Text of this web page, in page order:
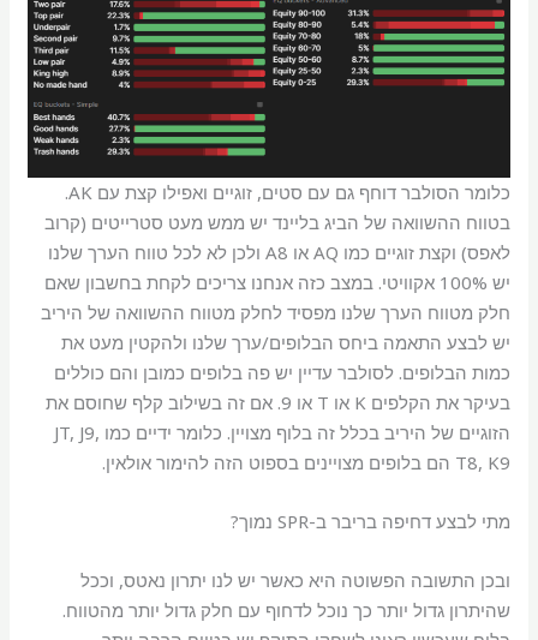
כלומר הסולבר דוחף גם עם סטים, זוגיים ואפילו קצת עם AK.
בטווח ההשוואה של הביג בליינד יש ממש מעט סטרייטים (קרוב
לאפס) וקצת זוגיים כמו AQ או A8 ולכן לא לכל טווח הערך שלנו
יש 100% אקוויטי. במצב כזה אנחנו צריכים לקחת בחשבון שאם
חלק מטווח הערך שלנו מפסיד לחלק מטווח ההשוואה של היריב
יש לבצע התאמה ביחס הבלופים/ערך שלנו ולהקטין מעט את
כמות הבלופים. לסולבר עדיין יש פה בלופים כמובן והם כוללים
בעיקר את הקלפים K או T או 9. אם זה בשילוב קלף שחוסם את
הזוגיים של היריב בכלל זה בלוף מצויין. כלומר ידיים כמו JT, J9,
T8, K9 הם בלופים מצויינים בספוט הזה להימור אולאין.
מתי לבצע דחיפה בריבר ב-SPR נמוך?
ובכן התשובה הפשוטה היא כאשר יש לנו יתרון נאטס, וככל
שהיתרון גדול יותר כך נוכל לדחוף עם חלק גדול יותר מהטווח.